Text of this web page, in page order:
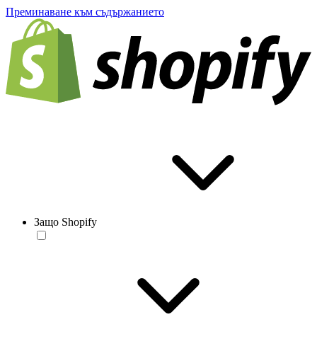
Преминаване към съдържанието
Защо Shopify